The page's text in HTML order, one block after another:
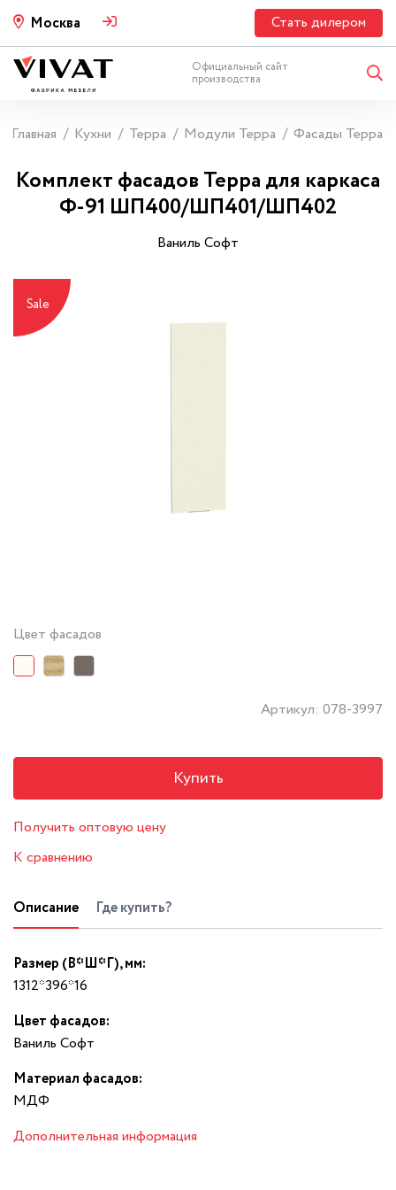
Москва Стать дилером
Официальный сайт
производства
Главная Кухни Терра Модули Терра Фасады Терра
Комплект фасадов Терра для каркаса
Ф-91 ШП400/ШП401/ШП402
Ваниль Софт
Sale
Цвет фасадов
Артикул: 078-3997
Купить
Получить оптовую цену
К сравнению
Описание Где купить?
Размер (В*Ш*Г), мм:
1312*396*16
Цвет фасадов:
Ваниль Софт
Материал фасадов:
МДФ
Дополнительная информация